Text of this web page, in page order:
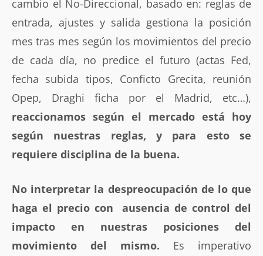
cambio el No-Direccional, basado en: reglas de
entrada, ajustes y salida gestiona la posición
mes tras mes según los movimientos del precio
de cada día, no predice el futuro (actas Fed,
fecha subida tipos, Conficto Grecita, reunión
Opep, Draghi ficha por el Madrid, etc…),
reaccionamos según el mercado está hoy
según nuestras reglas, y para esto se
requiere disciplina de la buena.
No interpretar la despreocupación de lo que
haga el precio con ausencia de control del
impacto en nuestras posiciones del
movimiento del mismo. Es imperativo